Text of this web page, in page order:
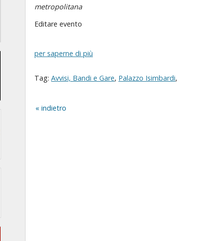
metropolitana
Editare evento
per saperne di più
Tag: Avvisi, Bandi e Gare, Palazzo Isimbardi,
indietro